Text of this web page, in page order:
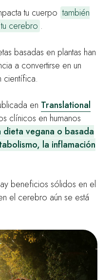
tu cuerpo también
cerebro .
basadas en plantas han
a convertirse en un
científica.
en Translational
clínicos en humanos
dieta vegana o basada
la inflamación
beneficios sólidos en el
el cerebro aún se está